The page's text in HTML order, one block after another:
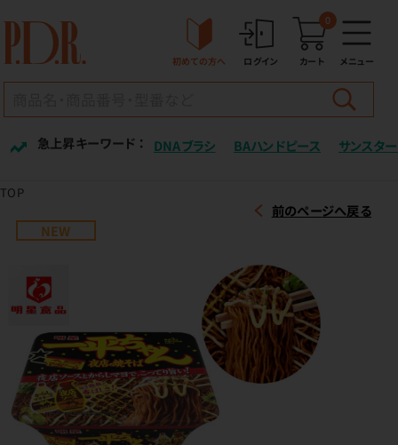
初めての方へ ログイン カート
0
メニュー
急上昇キーワード ： DNAブラシ BAハンドピース サンスター
TOP
前のページへ戻る
NEW